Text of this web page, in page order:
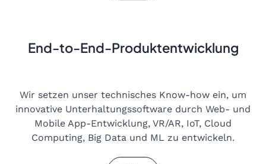
End-to-End-Produktentwicklung
Wir setzen unser technisches Know-how ein, um
innovative Unterhaltungssoftware durch Web- und
Mobile App-Entwicklung, VR/AR, IoT, Cloud
Computing, Big Data und ML zu entwickeln.